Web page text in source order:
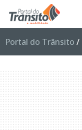
Portal do Trânsito /